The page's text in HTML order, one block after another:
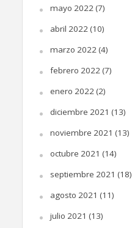
mayo 2022 (7)
abril 2022 (10)
marzo 2022 (4)
febrero 2022 (7)
enero 2022 (2)
diciembre 2021 (13)
noviembre 2021 (13)
octubre 2021 (14)
septiembre 2021 (18)
agosto 2021 (11)
julio 2021 (13)